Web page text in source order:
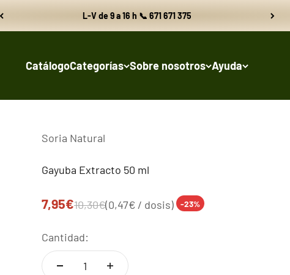
L-V de 9 a 16 h 📞 671 671 375
CatálogoCategorías Sobre nosotros Ayuda
Soria Natural
Gayuba Extracto 50 ml
Precio de oferta
7,95€Precio normal
10,30€(0,47€ / dosis) -23%
Cantidad: